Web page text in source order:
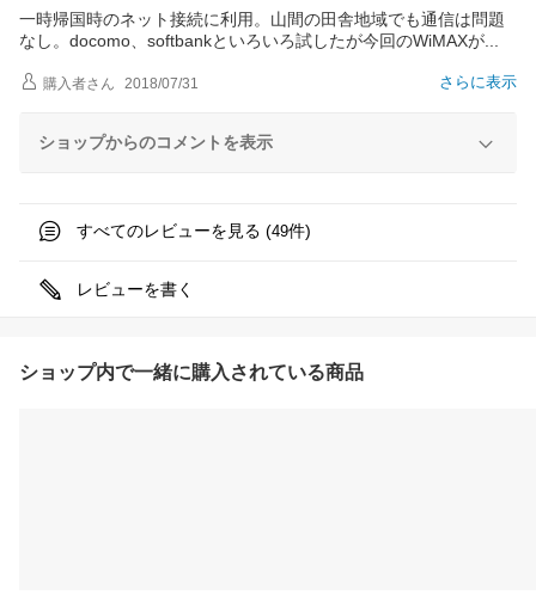
一時帰国時のネット接続に利用。山間の田舎地域でも通信は問題
なし。docomo、softbankといろいろ試したが今回のWiMAXが
さらに表示
購入者さん 2018/07/31
ショップからのコメントを表示
すべてのレビューを見る (49件)
レビューを書く
ショップ内で一緒に購入されている商品